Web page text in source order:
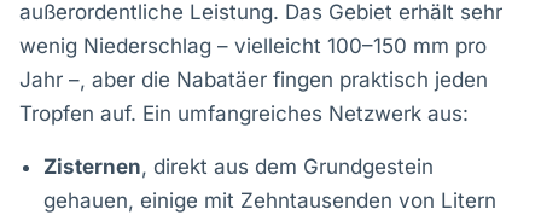
außerordentliche Leistung. Das Gebiet erhält sehr
wenig Niederschlag – vielleicht 100–150 mm pro
Jahr –, aber die Nabatäer fingen praktisch jeden
Tropfen auf. Ein umfangreiches Netzwerk aus:
Zisternen, direkt aus dem Grundgestein
gehauen, einige mit Zehntausenden von Litern